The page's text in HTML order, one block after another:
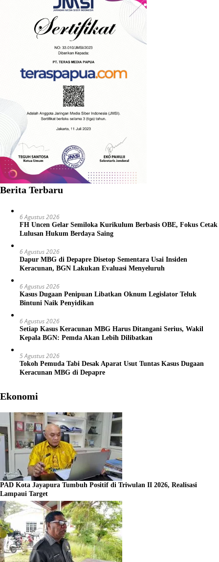
Berita Terbaru
6 Agustus 2026
FH Uncen Gelar Semiloka Kurikulum Berbasis OBE, Fokus Cetak
Lulusan Hukum Berdaya Saing
6 Agustus 2026
Dapur MBG di Depapre Disetop Sementara Usai Insiden
Keracunan, BGN Lakukan Evaluasi Menyeluruh
6 Agustus 2026
Kasus Dugaan Penipuan Libatkan Oknum Legislator Teluk
Bintuni Naik Penyidikan
6 Agustus 2026
Setiap Kasus Keracunan MBG Harus Ditangani Serius, Wakil
Kepala BGN: Pemda Akan Lebih Dilibatkan
5 Agustus 2026
Tokoh Pemuda Tabi Desak Aparat Usut Tuntas Kasus Dugaan
Keracunan MBG di Depapre
Ekonomi
PAD Kota Jayapura Tumbuh Positif di Triwulan II 2026, Realisasi
Lampaui Target